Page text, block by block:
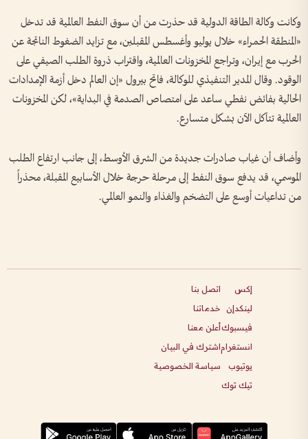
وكانت وكالة الطاقة الدولية قد حذرت من أن سوق النفط العالمية قد تدخل
«المنطقة الحمراء» خلال يوليو وأغسطس المقبلين، مع تزايد الضغوط الناتجة عن
الحرب مع إيران، وتراجع المخزونات العالمية، واقتراب ذروة الطلب الصيفي على
الوقود. وقال المدير التنفيذي للوكالة، فاتح بيرول «إن العالم دخل أزمة الإمدادات
الحالية بفائض نفطي ساعد على امتصاص الصدمة في البداية»، لكن المخزونات
العالمية تتآكل الآن بشكل متسارع.
وأضاف أن غياب صادرات جديدة من الشرق الأوسط، إلى جانب ارتفاع الطلب
الموسمي، قد يدفع سوق النفط إلى مرحلة حرجة خلال الأسابيع المقبلة، محذراً
من تداعيات أوسع على التضخم والغذاء والنمو العالمي.
إكس
لينكدإن
فيسبوك
انستغرام
يوتيوب
تيك توك
اتصل بنا
خدماتنا
أعلن معنا
اشترك في البيان
سياسة الخصوصية